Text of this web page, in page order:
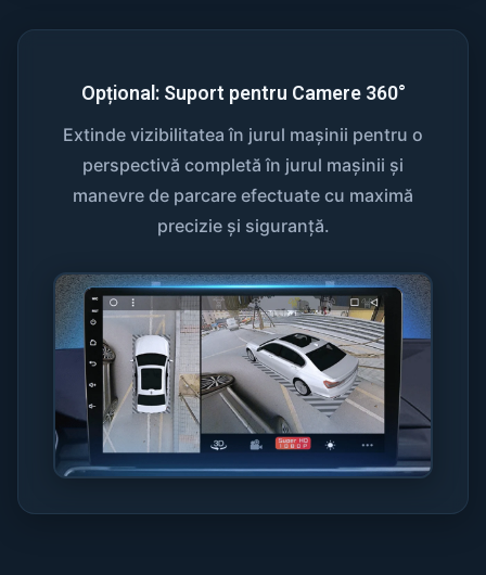
Opțional: Suport pentru Camere 360°
Extinde vizibilitatea în jurul mașinii pentru o
perspectivă completă în jurul mașinii și
manevre de parcare efectuate cu maximă
precizie și siguranță.